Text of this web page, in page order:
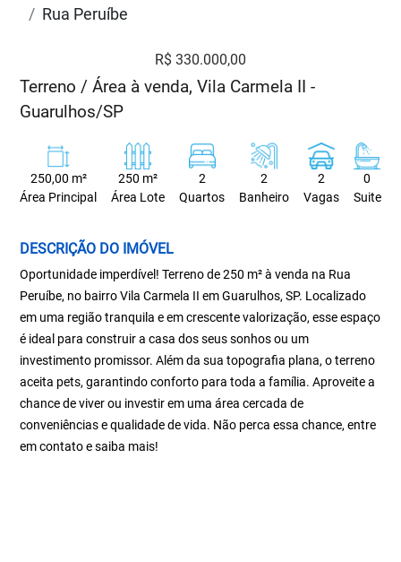
Rua Peruíbe
R$ 330.000,00
Terreno / Área à venda, Vila Carmela II -
Guarulhos/SP
250,00 m²
Área Principal
250 m²
Área Lote
2
Quartos
2
Banheiro
2
Vagas
0
Suite
DESCRIÇÃO DO IMÓVEL
Oportunidade imperdível! Terreno de 250 m² à venda na Rua
Peruíbe, no bairro Vila Carmela II em Guarulhos, SP. Localizado
em uma região tranquila e em crescente valorização, esse espaço
é ideal para construir a casa dos seus sonhos ou um
investimento promissor. Além da sua topografia plana, o terreno
aceita pets, garantindo conforto para toda a família. Aproveite a
chance de viver ou investir em uma área cercada de
conveniências e qualidade de vida. Não perca essa chance, entre
em contato e saiba mais!